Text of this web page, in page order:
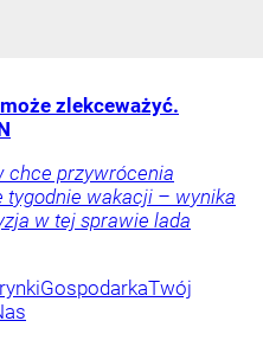
zlekceważyć.
chce przywrócenia
tygodnie wakacji – wynika
w tej sprawie lada
GospodarkaTwój